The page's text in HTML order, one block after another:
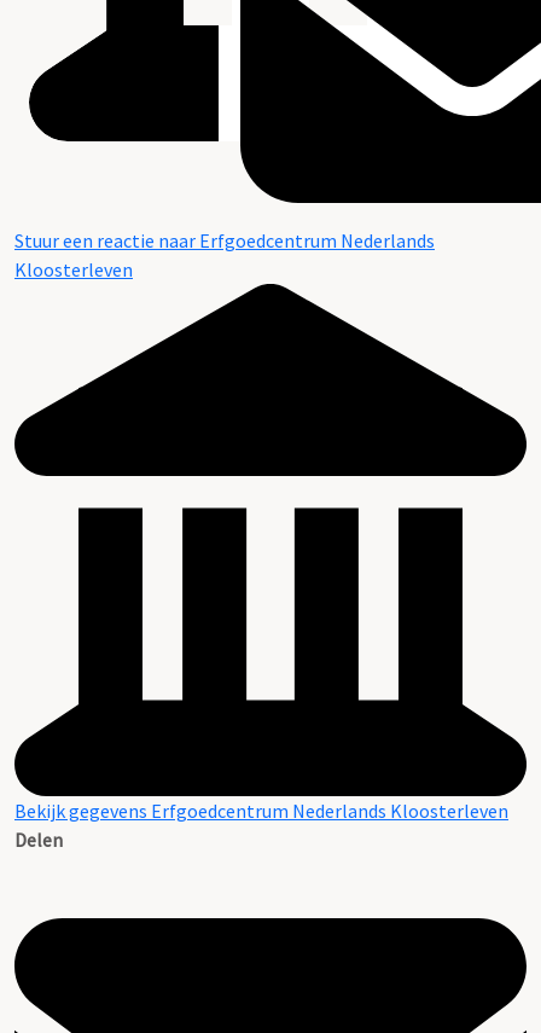
Stuur een reactie naar Erfgoedcentrum Nederlands
Kloosterleven
Bekijk gegevens Erfgoedcentrum Nederlands Kloosterleven
Delen